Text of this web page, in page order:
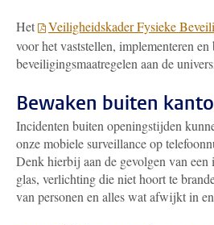
Het Veiligheidskader Fysieke
voor het vaststellen, implementeren
beveiligingsmaatregelen aan de
Bewaken buiten
Incidenten buiten openingstijden
onze mobiele surveillance op
Denk hierbij aan de gevolgen van
glas, verlichting die niet hoort te
van personen en alles wat afwijkt in